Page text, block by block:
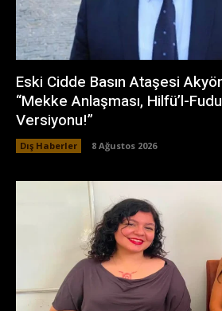
Eski Cidde Basın Ataşesi
“Mekke Anlaşması, Hilfü’l-
Versiyonu!”
Dış Haberler 8 Ağustos 2026